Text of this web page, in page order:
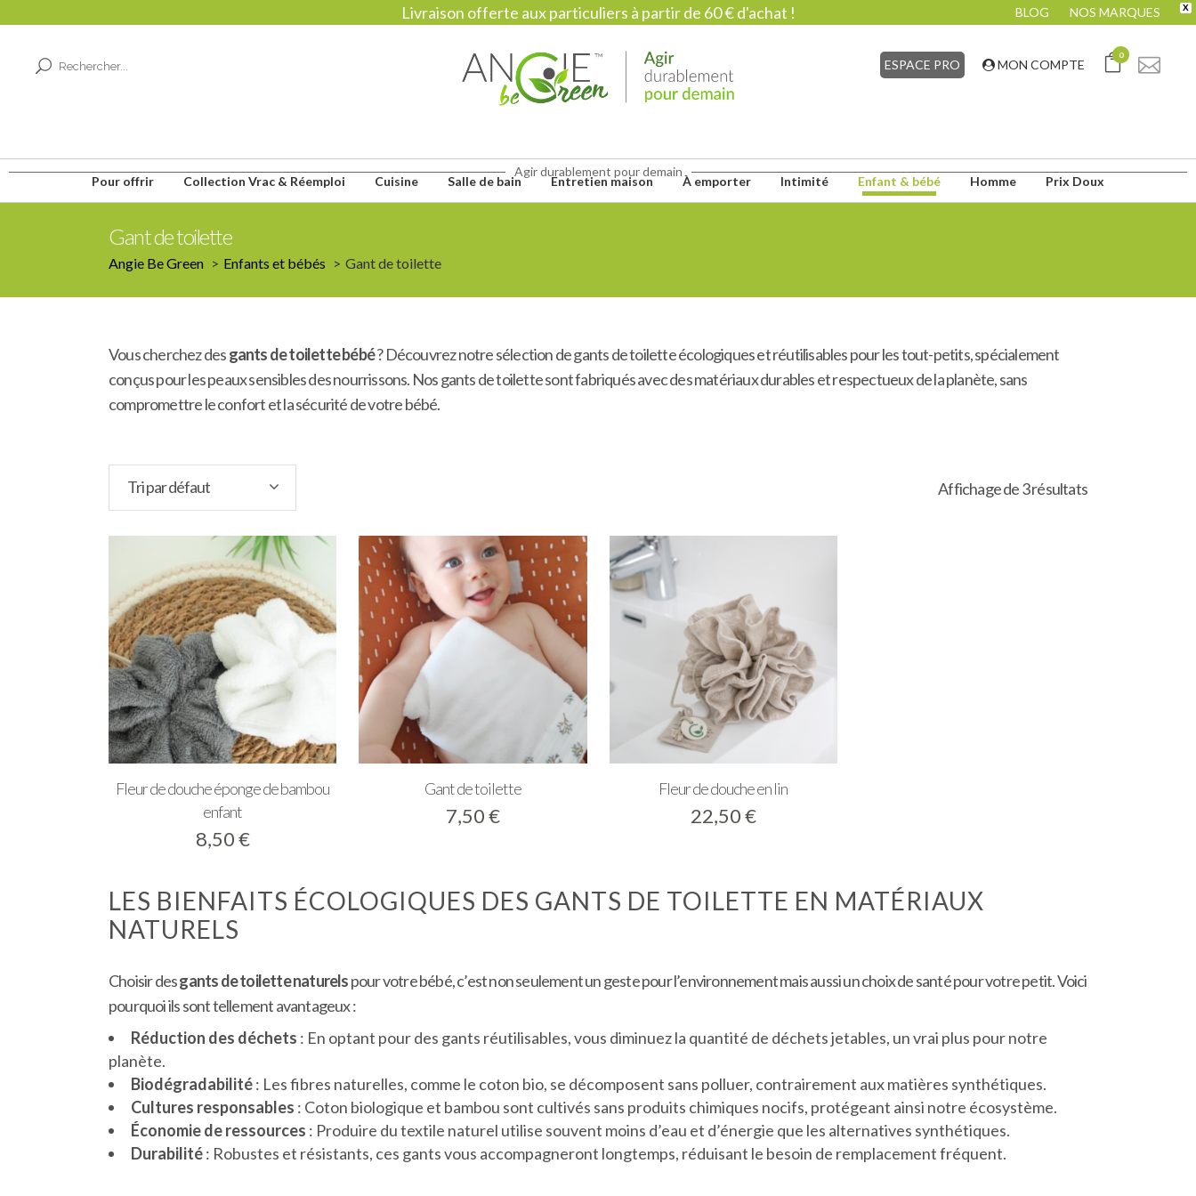
X
Livraison offerte aux particuliers à partir de 60 € d'achat ! BLOG NOS MARQUES
Agir durablement pour demain
ESPACE PRO MON COMPTE
0
Pour offrir Collection Vrac & Réemploi Cuisine Salle de bain Entretien maison À emporter Intimité Enfant & bébé Homme Prix Doux
Gant de toilette
Angie Be Green Enfants et bébés Gant de toilette
Vous cherchez desgants de toilette bébé? Découvrez notre sélection de gants de toilette écologiques et réutilisables pour les tout-petits, spécialement
conçus pour les peaux sensibles des nourrissons. Nos gants de toilette sont fabriqués avec des matériaux durables et respectueux de la planète, sans
compromettre le confort et la sécurité de votre bébé.
Affichage de 3 résultats
Tri par défaut
Fleur de douche éponge de bambou
enfant
8,50€
Gant de toilette
7,50€
Fleur de douche en lin
22,50€
LES BIENFAITS ÉCOLOGIQUES DES GANTS DE TOILETTE EN MATÉRIAUX
NATURELS
Choisir desgants de toilette naturelspour votre bébé, c’est non seulement un geste pour l’environnement mais aussi un choix de santé pour votre petit. Voici
pourquoi ils sont tellement avantageux :
Réduction des déchets : En optant pour des gants réutilisables, vous diminuez la quantité de déchets jetables, un vrai plus pour notre
planète.
Biodégradabilité: Les fibres naturelles, comme le coton bio, se décomposent sans polluer, contrairement aux matières synthétiques.
Cultures responsables : Coton biologique et bambou sont cultivés sans produits chimiques nocifs, protégeant ainsi notre écosystème.
Économie de ressources : Produire du textile naturel utilise souvent moins d’eau et d’énergie que les alternatives synthétiques.
Durabilité: Robustes et résistants, ces gants vous accompagneront longtemps, réduisant le besoin de remplacement fréquent.